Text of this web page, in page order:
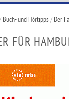
/Buch- und Hörtipps/Der
FÜR